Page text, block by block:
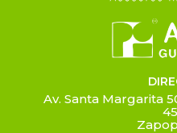
Av. Santa Margarita